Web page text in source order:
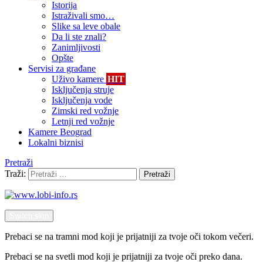
Istorija
Istraživali smo…
Slike sa leve obale
Da li ste znali?
Zanimljivosti
Opšte
Servisi za građane
Uživo kamere HIT
Isključenja struje
Isključenja vode
Zimski red vožnje
Letnji red vožnje
Kamere Beograd
Lokalni biznisi
Pretraži
Traži:
Pretraži
Prebaci se na tramni mod koji je prijatniji za tvoje oči tokom večeri.
Prebaci se na svetli mod koji je prijatniji za tvoje oči preko dana.